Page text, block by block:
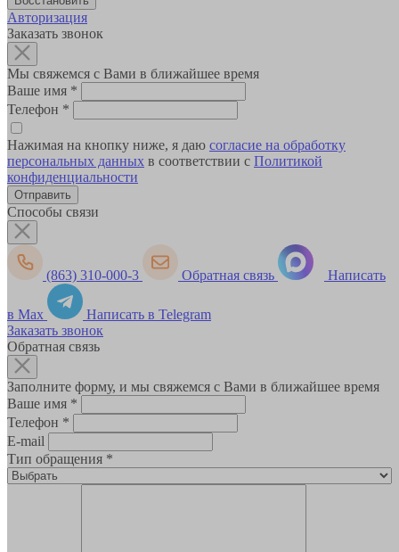
Авторизация
Заказать звонок
Мы свяжемся с Вами в ближайшее время
Ваше имя *
Телефон *
Нажимая на кнопку ниже, я даю согласие на обработку
персональных данных в соответствии с Политикой
конфиденциальности
Способы связи
(863) 310-000-3 Обратная связь Написать
в Max
Написать в Telegram
Заказать звонок
Обратная связь
Заполните форму, и мы свяжемся с Вами в ближайшее время
Ваше имя *
Телефон *
E-mail
Тип обращения *